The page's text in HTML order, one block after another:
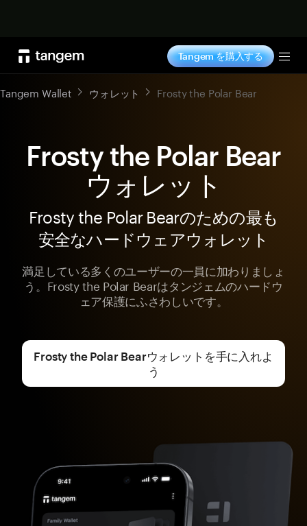
Tangem を購入する
Tangem Wallet ウォレット Frosty the Polar Bear
Frosty the Polar Bear
ウォレット
Frosty the Polar Bearのための最も
安全なハードウェアウォレット
満足している多くのユーザーの一員に加わりましょ
う。Frosty the Polar Bearはタンジェムのハードウ
ェア保護にふさわしいです。
Frosty the Polar Bearウォレットを手に入れよ
う